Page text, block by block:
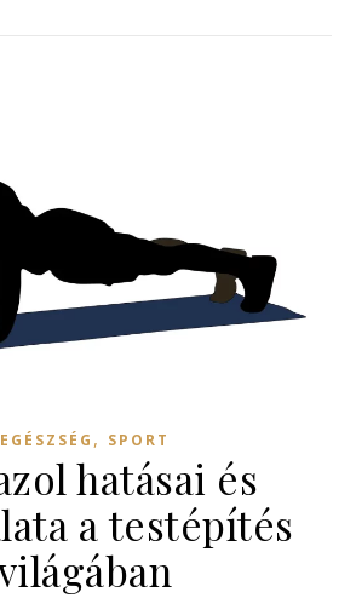
EGÉSZSÉG , SPORT
hatásai és
a testépítés